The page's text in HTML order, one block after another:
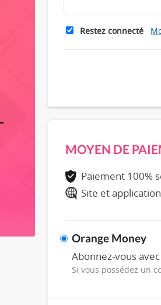
Restez connecté
MOYEN DE
Paiement 100%
Site et
Orange Money
Abonnez-vous
Si vous possédez un